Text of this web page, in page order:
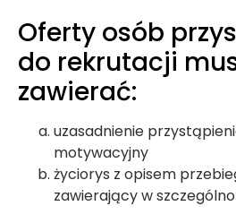
Oferty osób
do rekrutacji
zawierać:
uzasadnienie
motywacyjny
życiorys z opisem
zawierający w